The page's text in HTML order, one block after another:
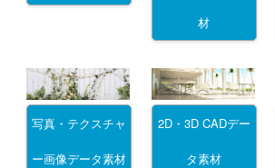
材
写真・テクスチャ
ー画像データ素材
2D・3D CADデー
タ素材